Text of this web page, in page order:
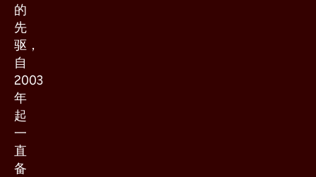
的
先
驱，
自
2003
年
起
一
直
备